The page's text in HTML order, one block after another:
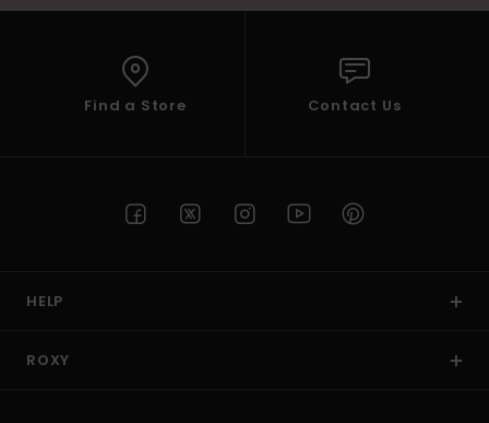
Find a Store Contact Us
HELP
ROXY